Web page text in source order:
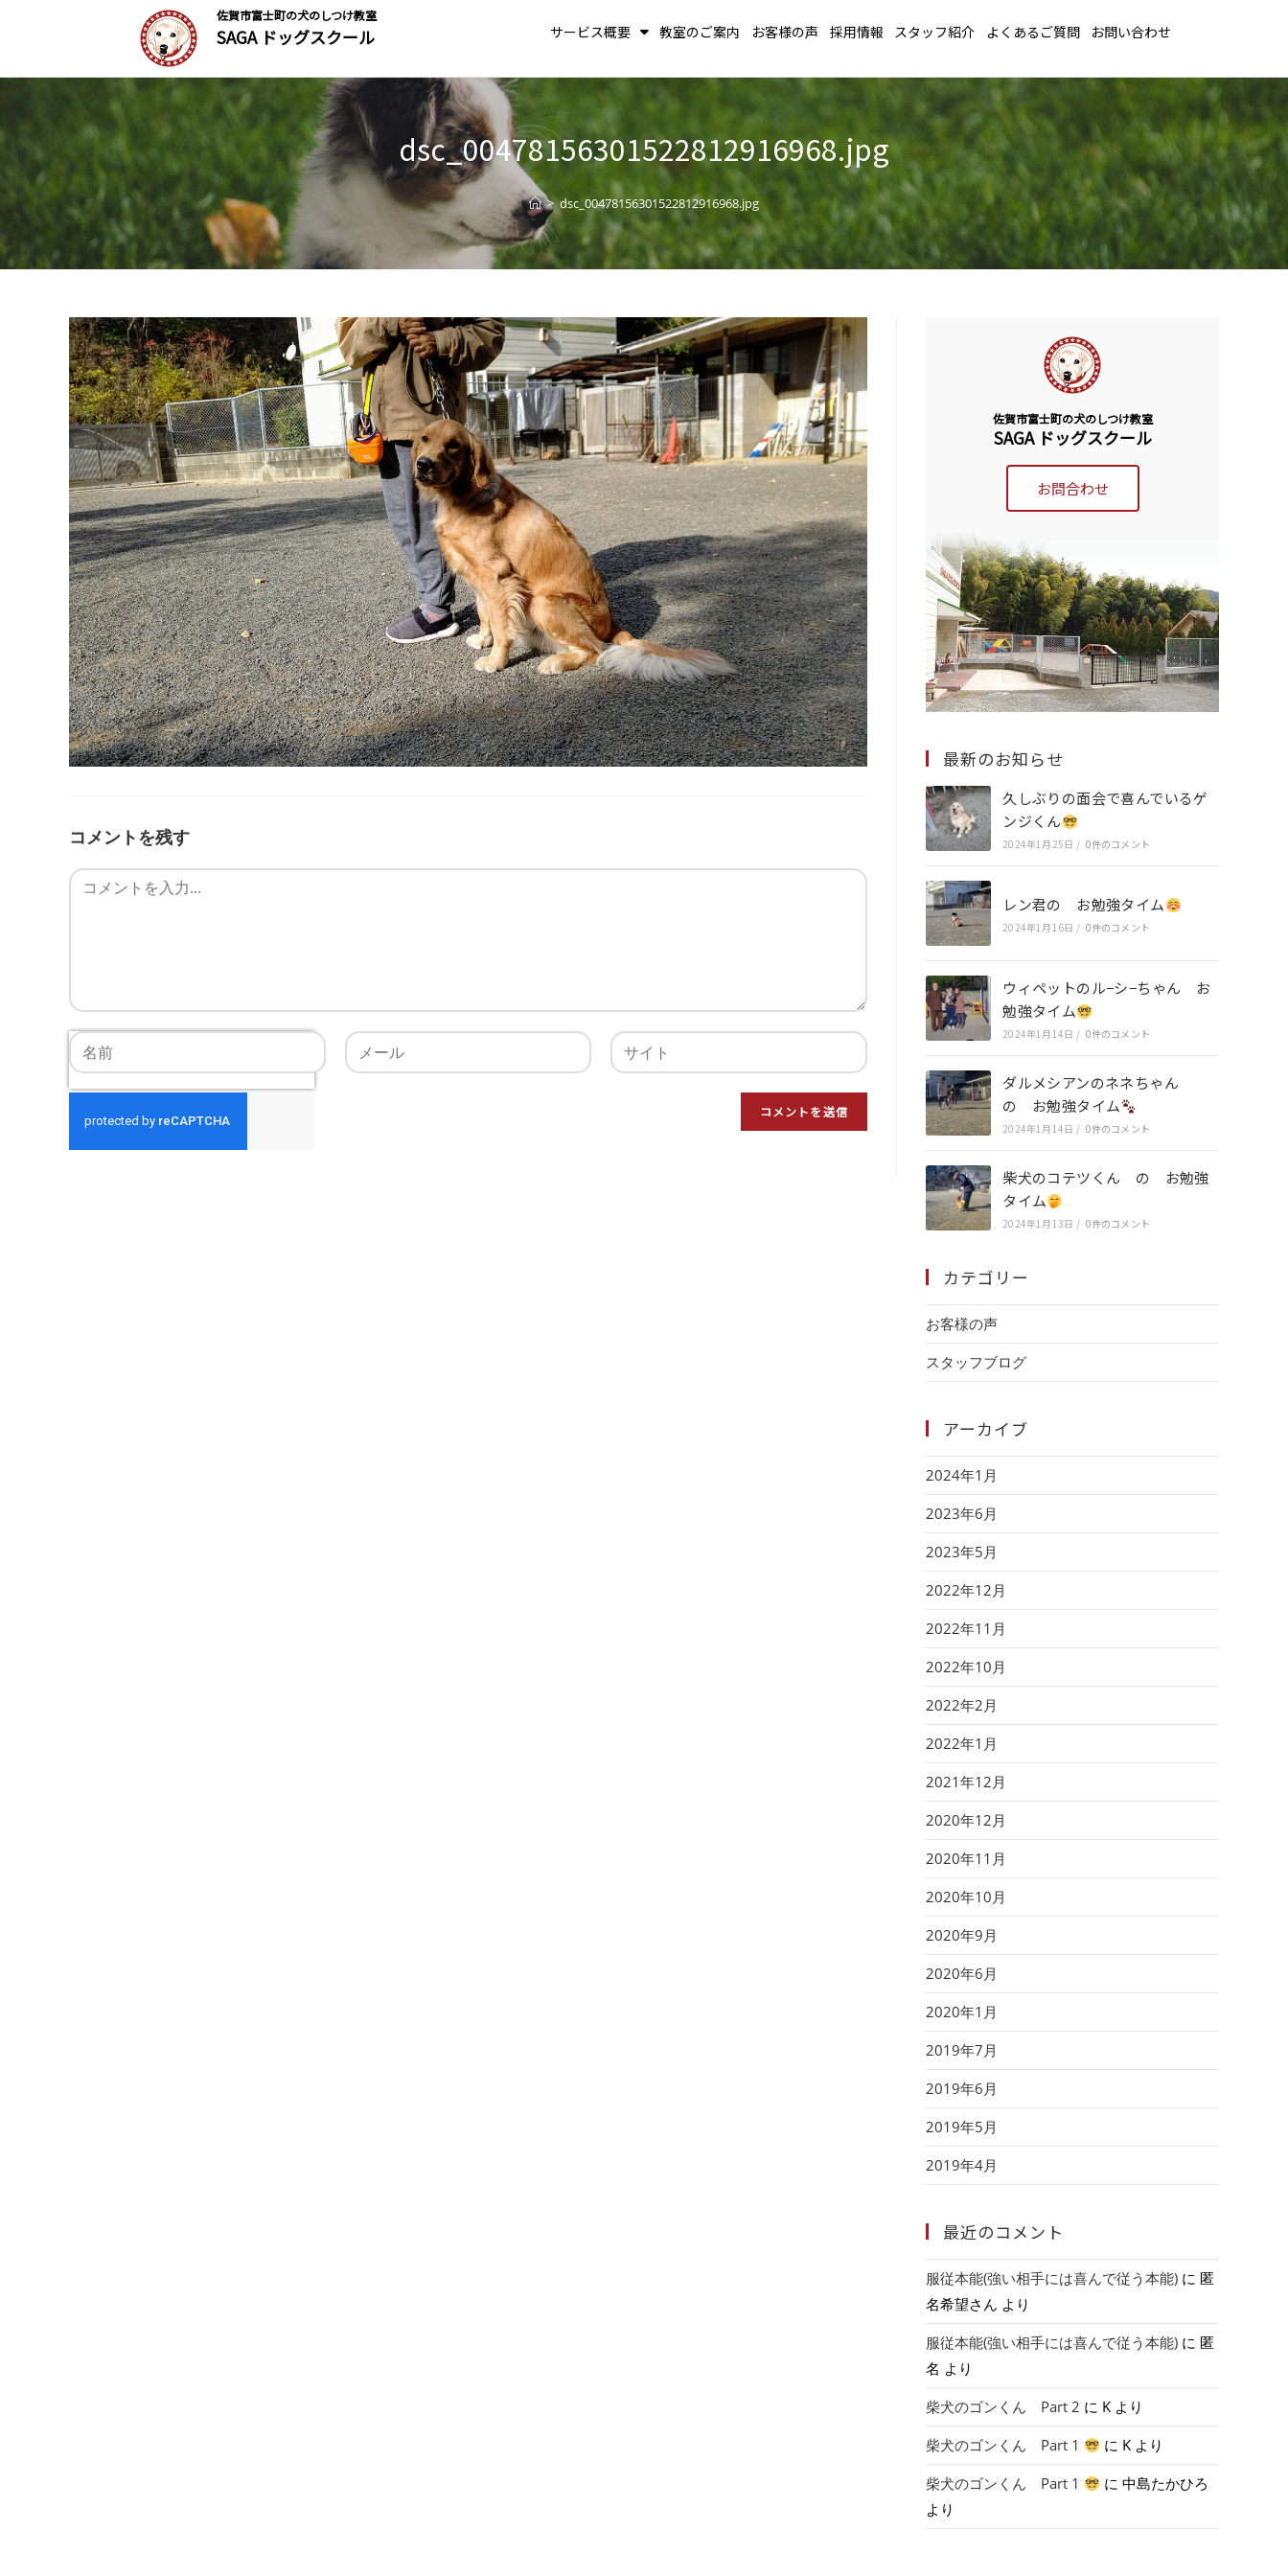
佐賀市富士町の犬のしつけ教室
SAGA ドッグスクール サービス概要 教室のご案内 お客様の声 採用情報 スタッフ紹介 よくあるご質問 お問い合わせ
dsc_00478156301522812916968.jpg
> dsc_00478156301522812916968.jpg
コメントを残す
佐賀市富士町の犬のしつけ教室
SAGA ドッグスクール
お問合わせ
最新のお知らせ
久しぶりの面会で喜んでいるゲ
ンジくん
2024年1月25日 / 0件のコメント
レン君の お勉強タイム
2024年1月16日 / 0件のコメント
ウィペットのル−シ−ちゃん お
勉強タイム
2024年1月14日 / 0件のコメント
ダルメシアンのネネちゃん
の お勉強タイム
2024年1月14日 / 0件のコメント
柴犬のコテツくん の お勉強
タイム
2024年1月13日 / 0件のコメント
カテゴリー
お客様の声
スタッフブログ
アーカイブ
2024年1月
2023年6月
2023年5月
2022年12月
2022年11月
2022年10月
2022年2月
2022年1月
2021年12月
2020年12月
2020年11月
2020年10月
2020年9月
2020年6月
2020年1月
2019年7月
2019年6月
2019年5月
2019年4月
最近のコメント
服従本能(強い相手には喜んで従う本能) に 匿
名希望さん より
服従本能(強い相手には喜んで従う本能) に 匿
名 より
柴犬のゴンくん Part 2 に K より
柴犬のゴンくん Part 1
に K より
柴犬のゴンくん Part 1
に中島たかひろ
より